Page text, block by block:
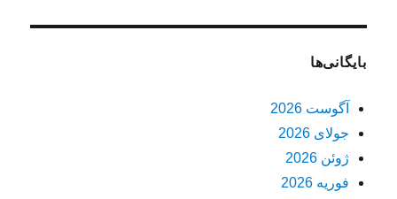
بایگانی‌ها
آگوست 2026
جولای 2026
ژوئن 2026
فوریه 2026